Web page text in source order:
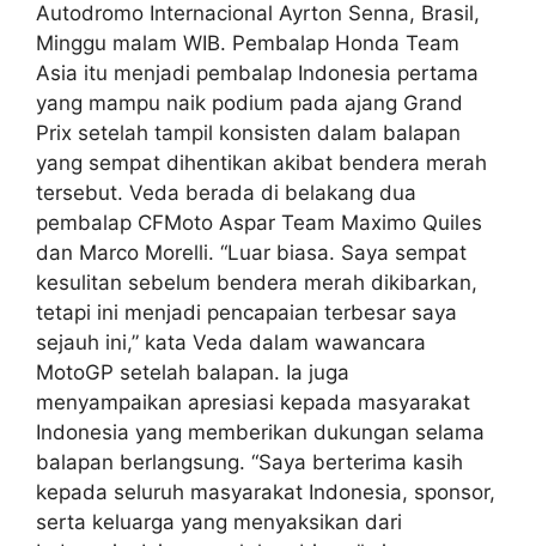
Autodromo Internacional Ayrton Senna, Brasil,
Minggu malam WIB. Pembalap Honda Team
Asia itu menjadi pembalap Indonesia pertama
yang mampu naik podium pada ajang Grand
Prix setelah tampil konsisten dalam balapan
yang sempat dihentikan akibat bendera merah
tersebut. Veda berada di belakang dua
pembalap CFMoto Aspar Team Maximo Quiles
dan Marco Morelli. “Luar biasa. Saya sempat
kesulitan sebelum bendera merah dikibarkan,
tetapi ini menjadi pencapaian terbesar saya
sejauh ini,” kata Veda dalam wawancara
MotoGP setelah balapan. Ia juga
menyampaikan apresiasi kepada masyarakat
Indonesia yang memberikan dukungan selama
balapan berlangsung. “Saya berterima kasih
kepada seluruh masyarakat Indonesia, sponsor,
serta keluarga yang menyaksikan dari